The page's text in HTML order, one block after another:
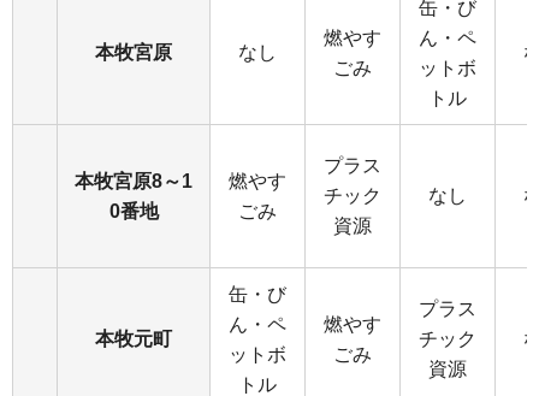
本牧宮原 なし
燃やす
ごみ
缶・び
ん・ペ
ットボ
トル
本牧宮原8～1
0番地
燃やす
ごみ
プラス
チック
資源
なし
本牧元町
缶・び
ん・ペ
ットボ
トル
燃やす
ごみ
プラス
チック
資源